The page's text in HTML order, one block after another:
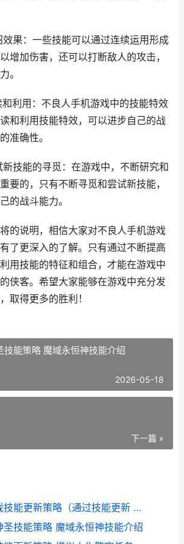
效果：一些技能可以通过连续运用形成
增加伤害，还可以打断敌人的攻击，
。
和利用：不良人手机游戏中的技能特效
和利用技能特效，可以进步自己的战
准确性。
新技能的寻觅：在游戏中，不断研究和
要的，只有不断寻觅和尝试新技能，
的战斗能力。
的说明，相信大家对不良人手机游戏
了更深入的了解。只有通过不断提高
用技能的特征和组合，才能在游戏中
侠客。希望大家能够在游戏中充分发
取得更多的胜利！
技能策略 魔域永恒神技能介绍
2026-05-18
下一篇 »
不良人手机游戏技能更新策略（通过技能更新 不良人手机游戏视频
圣技能策略 魔域永恒神技能介绍